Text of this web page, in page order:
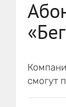
смогут